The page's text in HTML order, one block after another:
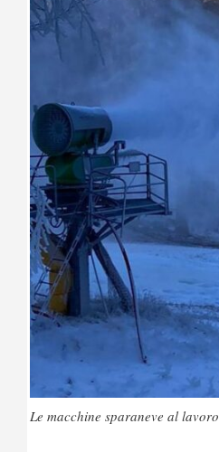
Le macchine sparaneve al lavoro